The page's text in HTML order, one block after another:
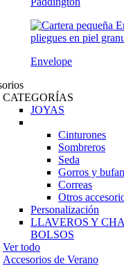
Envelope
CATEGORÍAS
JOYAS
Cinturones
Sombreros
Seda
Gorros y
Correas
Otros
Personalización
LLAVEROS Y
BOLSOS
Ver todo
Accesorios de Verano